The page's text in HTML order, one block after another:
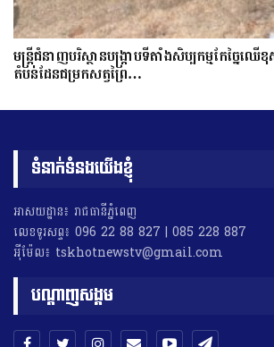
មន្ត្រីជំនាញបរិស្ថានបង្រ្កាបទីតាំងសិប្បកម្មកែច្នៃឈ
តំបន់ដែនជម្រកសត្វព្រៃ…
ទំនាក់ទំនងយើងខ្ញុំ
អាសយដ្ឋាន៖ រាជធានីភ្នំពេញ
លេខទូរសព្ទ៖ 096 22 88 827 | 085 228 887
អុីម៉ែល៖ tskhotnewstv@gmail.com
បណ្តាញសង្គម